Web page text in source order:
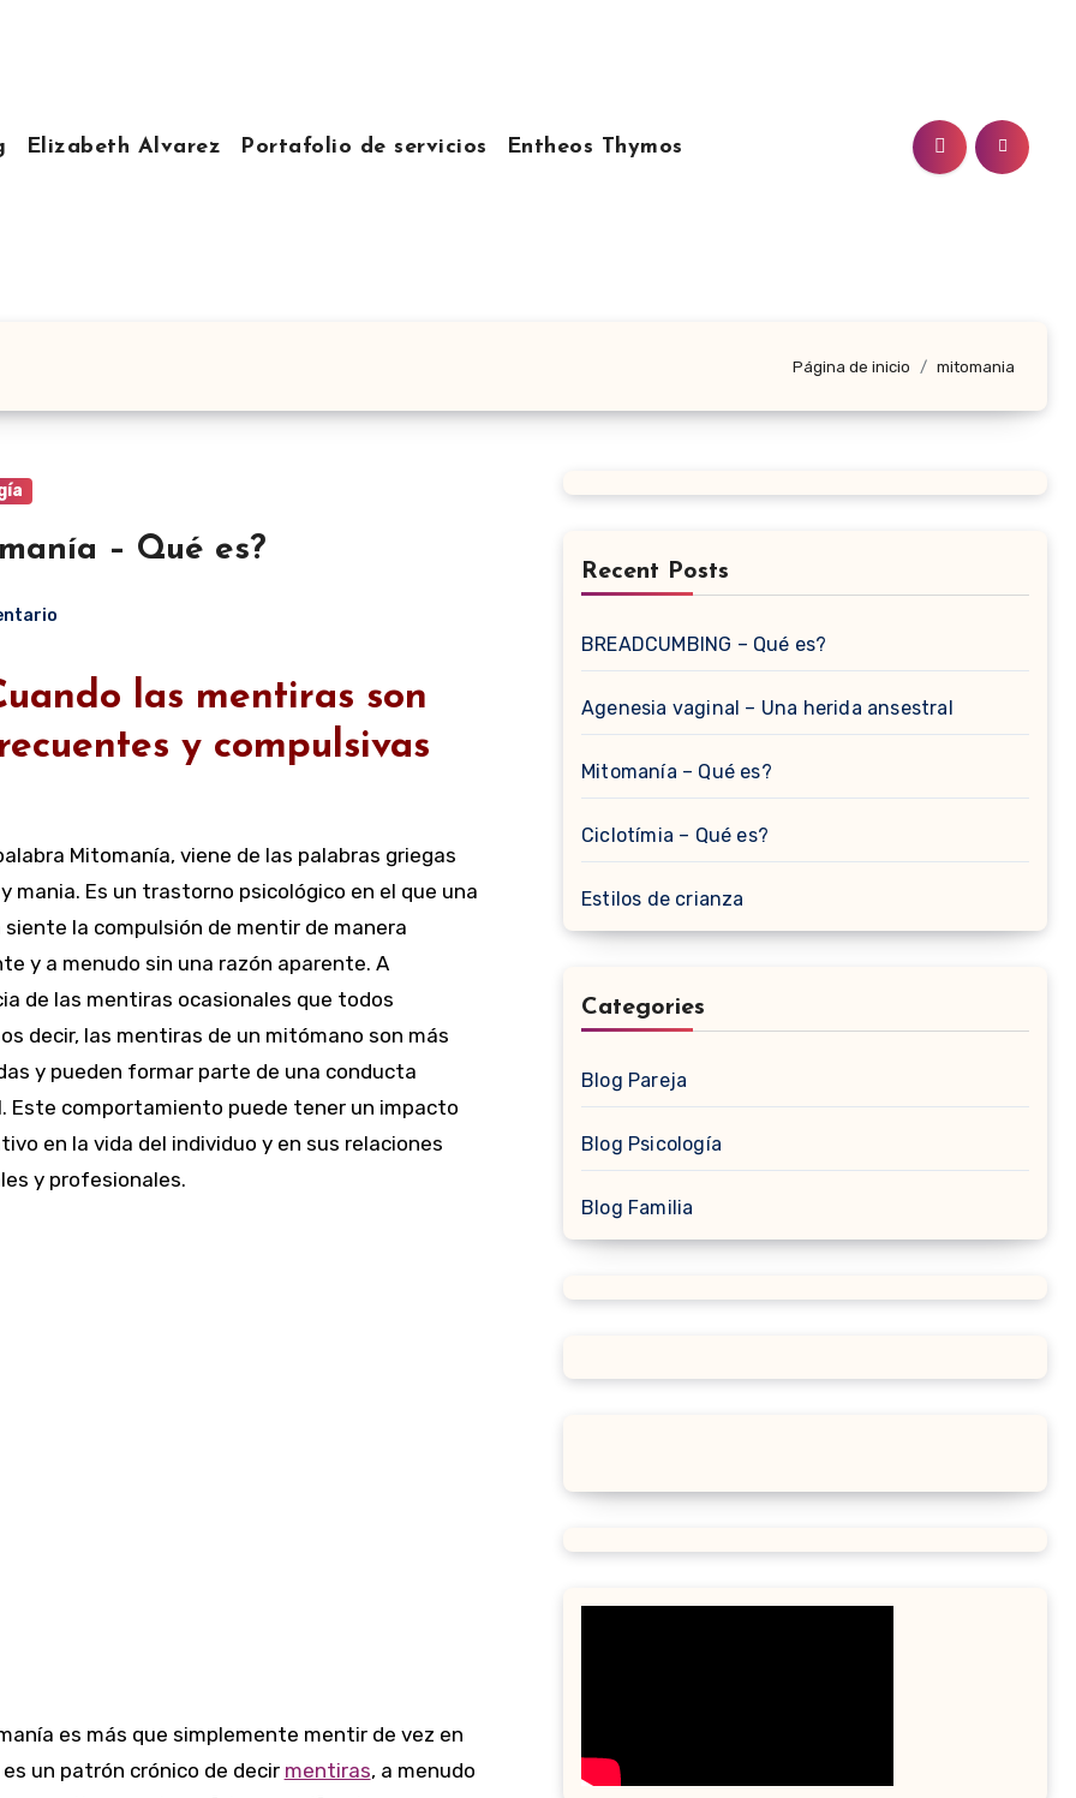
Elizabeth Alvarez Portafolio de servicios Entheos Thymos
Página de inicio mitomania
– Qué es?
las mentiras son
y compulsivas
Mitomanía, viene de las palabras griegas
mania. Es un trastorno psicológico en el que una
siente la compulsión de mentir de manera
y a menudo sin una razón aparente. A
de las mentiras ocasionales que todos
decir, las mentiras de un mitómano son más
y pueden formar parte de una conducta
Este comportamiento puede tener un impacto
en la vida del individuo y en sus relaciones
y profesionales.
es más que simplemente mentir de vez en
es un patrón crónico de decir mentiras, a menudo
Recent Posts
BREADCUMBING – Qué es?
Agenesia vaginal – Una herida ansestral
Mitomanía – Qué es?
Ciclotímia – Qué es?
Estilos de crianza
Categories
Blog Pareja
Blog Psicología
Blog Familia